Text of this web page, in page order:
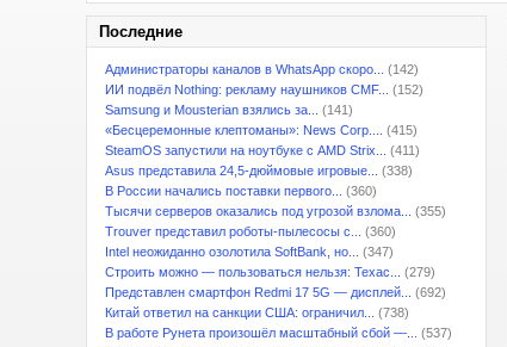
Последние
Администраторы каналов в WhatsApp скоро...
(142)
ИИ подвёл Nothing: рекламу наушников CMF...
(152)
Samsung и Mousterian взялись за...
(141)
«Бесцеремонные клептоманы»: News Corp....
(415)
SteamOS запустили на ноутбуке с AMD Strix...
(411)
Asus представила 24,5-дюймовые игровые...
(338)
В России начались поставки первого...
(360)
Тысячи серверов оказались под угрозой взлома...
(355)
Trouver представил роботы-пылесосы с...
(360)
Intel неожиданно озолотила SoftBank, но...
(347)
Строить можно — пользоваться нельзя: Техас...
(279)
Представлен смартфон Redmi 17 5G — дисплей...
(692)
Китай ответил на санкции США: ограничил...
(738)
В работе Рунета произошёл масштабный сбой —...
(537)